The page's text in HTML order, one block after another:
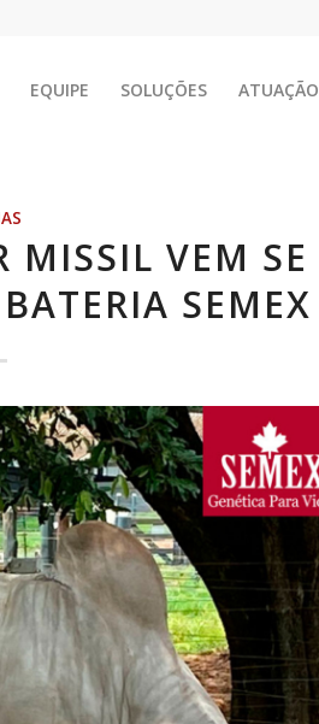
EQUIPE SOLUÇÕES ATUAÇÃO
MISSIL VEM SE
SEMEX